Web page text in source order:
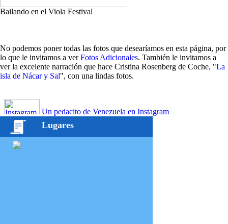
Bailando en el Viola Festival
No podemos poner todas las fotos que desearíamos en esta página, por
lo que le invitamos a verFotos Adicionales. También le invitamos a
ver la excelente narración que hace Cristina Rosenberg de Coche, "La
isla de Nácar y Sal", con una lindas fotos.
Un pedacito de Venezuela en Instagram
Lugares